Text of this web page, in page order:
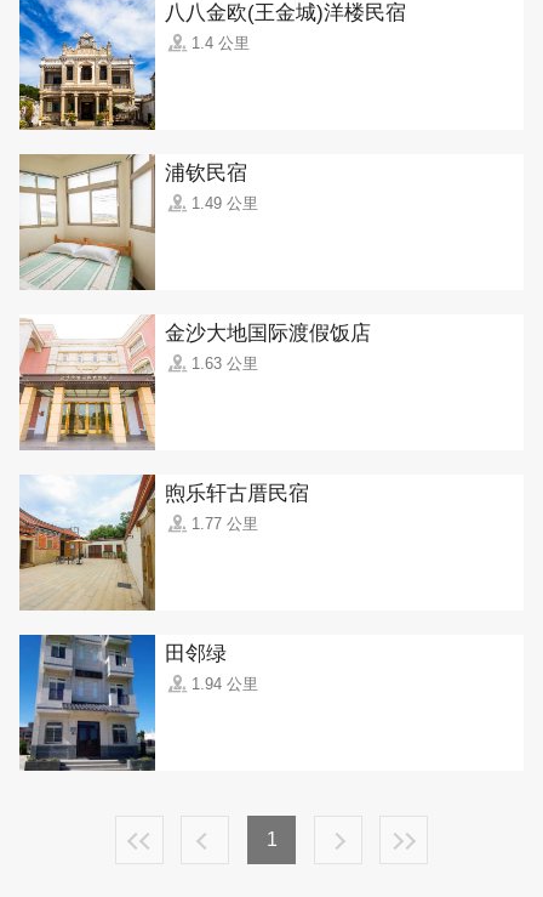
八八金欧(王金城)洋楼民宿
1.4 公里
浦钦民宿
1.49 公里
金沙大地国际渡假饭店
1.63 公里
煦乐轩古厝民宿
1.77 公里
田邻绿
1.94 公里
1